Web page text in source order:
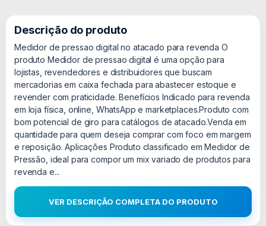
Descrição do produto
Medidor de pressao digital no atacado para revenda O
produto Medidor de pressao digital é uma opção para
lojistas, revendedores e distribuidores que buscam
mercadorias em caixa fechada para abastecer estoque e
revender com praticidade. Benefícios Indicado para revenda
em loja física, online, WhatsApp e marketplaces.Produto com
bom potencial de giro para catálogos de atacado.Venda em
quantidade para quem deseja comprar com foco em margem
e reposição. Aplicações Produto classificado em Medidor de
Pressão, ideal para compor um mix variado de produtos para
revenda e...
VER DESCRIÇÃO COMPLETA DO PRODUTO